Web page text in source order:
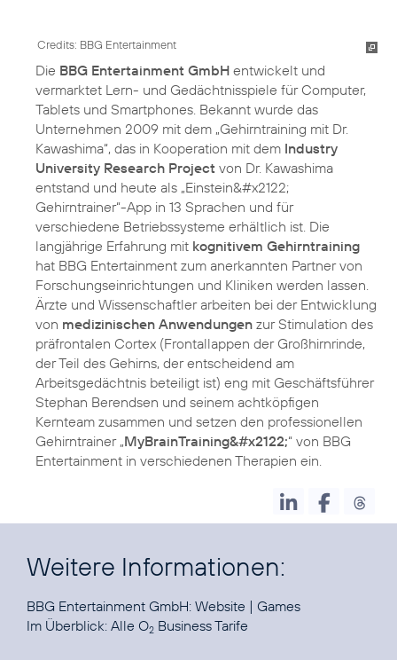
Credits: BBG Entertainment
Die BBG Entertainment GmbH entwickelt und
vermarktet Lern- und Gedächtnisspiele für Computer,
Tablets und Smartphones. Bekannt wurde das
Unternehmen 2009 mit dem „Gehirntraining mit Dr.
Kawashima“, das in Kooperation mit dem Industry
University Research Project von Dr. Kawashima
entstand und heute als „Einstein&#x2122;
Gehirntrainer“-App in 13 Sprachen und für
verschiedene Betriebssysteme erhältlich ist. Die
langjährige Erfahrung mit kognitivem Gehirntraining
hat BBG Entertainment zum anerkannten Partner von
Forschungseinrichtungen und Kliniken werden lassen.
Ärzte und Wissenschaftler arbeiten bei der Entwicklung
von medizinischen Anwendungen zur Stimulation des
präfrontalen Cortex (Frontallappen der Großhirnrinde,
der Teil des Gehirns, der entscheidend am
Arbeitsgedächtnis beteiligt ist) eng mit Geschäftsführer
Stephan Berendsen und seinem achtköpfigen
Kernteam zusammen und setzen den professionellen
Gehirntrainer „MyBrainTraining&#x2122;“ von BBG
Entertainment in verschiedenen Therapien ein.
Weitere Informationen:
BBG Entertainment GmbH: Website | Games
Im Überblick: Alle O2 Business Tarife